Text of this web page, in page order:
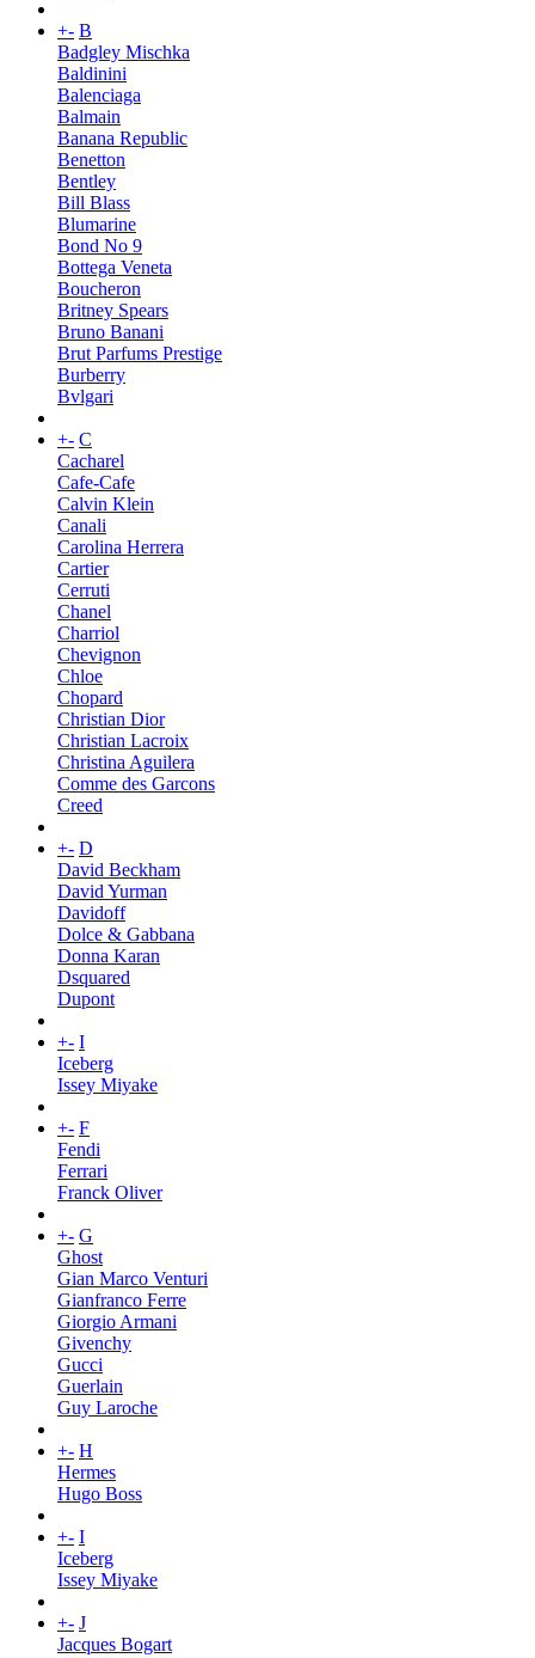
+- B
Badgley Mischka
Baldinini
Balenciaga
Balmain
Banana Republic
Benetton
Bentley
Bill Blass
Blumarine
Bond No 9
Bottega Veneta
Boucheron
Britney Spears
Bruno Banani
Brut Parfums Prestige
Burberry
Bvlgari
+- C
Cacharel
Cafe-Cafe
Calvin Klein
Canali
Carolina Herrera
Cartier
Cerruti
Chanel
Charriol
Chevignon
Chloe
Chopard
Christian Dior
Christian Lacroix
Christina Aguilera
Comme des Garcons
Creed
+- D
David Beckham
David Yurman
Davidoff
Dolce & Gabbana
Donna Karan
Dsquared
Dupont
+- I
Iceberg
Issey Miyake
+- F
Fendi
Ferrari
Franck Oliver
+- G
Ghost
Gian Marco Venturi
Gianfranco Ferre
Giorgio Armani
Givenchy
Gucci
Guerlain
Guy Laroche
+- H
Hermes
Hugo Boss
+- I
Iceberg
Issey Miyake
+- J
Jacques Bogart